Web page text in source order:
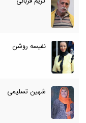
نفیسه روشن
شهین تسلیمی